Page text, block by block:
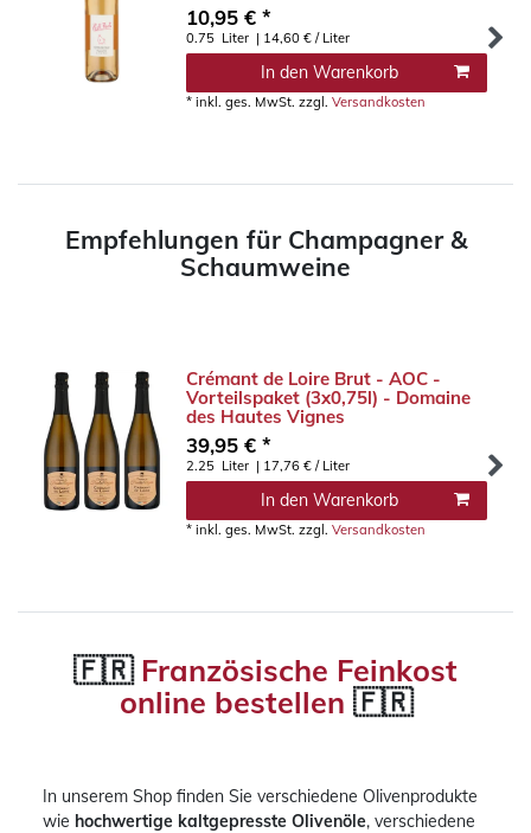
10,95 € *
0.75 Liter | 14,60 € / Liter
In den Warenkorb
*inkl. ges. MwSt. zzgl.Versandkosten
Empfehlungen für Champagner &
Schaumweine
Crémant de Loire Brut - AOC -
Vorteilspaket (3x0,75l) - Domaine
des Hautes Vignes
39,95 € *
2.25 Liter | 17,76 € / Liter
In den Warenkorb
*inkl. ges. MwSt. zzgl.Versandkosten
🇫🇷 Französische Feinkost
online bestellen 🇫🇷
In unserem Shop finden Sie verschiedene Olivenprodukte
wie hochwertige kaltgepresste Olivenöle, verschiedene